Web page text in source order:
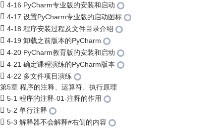
4-16 PyCharm专业版的安装和启动
4-17 设置PyCharm专业版的启动图标
4-18 程序安装过程及文件目录介绍
4-19 卸载之前版本的PyCharm
4-20 PyCharm教育版的安装和启动
4-21 确定课程演练的PyCharm版本
4-22 多文件项目演练
第5章 程序的注释、运算符、执行原理
5-1 程序的注释-01-注释的作用
5-2 单行注释
5-3 解释器不会解释#右侧的内容